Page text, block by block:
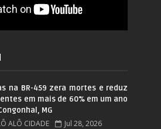
na BR-459 zera mortes e reduz
em mais de 60% em um ano
MG
ALÔ CIDADE Jul 28, 2026